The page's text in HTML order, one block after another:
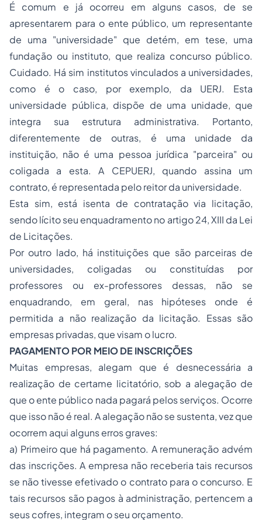
É comum e já ocorreu em alguns casos, de se
apresentarem para o ente público, um representante
de uma "universidade" que detém, em tese, uma
fundação ou instituto, que realiza concurso público.
Cuidado. Há sim institutos vinculados a universidades,
como é o caso, por exemplo, da UERJ. Esta
universidade pública, dispõe de uma unidade, que
integra sua estrutura administrativa. Portanto,
diferentemente de outras, é uma unidade da
instituição, não é uma pessoa jurídica "parceira" ou
coligada a esta. A CEPUERJ, quando assina um
contrato, é representada pelo reitor da universidade.
Esta sim, está isenta de contratação via licitação,
sendo lícito seu enquadramento no artigo 24, XIII da Lei
de Licitações.
Por outro lado, há instituições que são parceiras de
universidades, coligadas ou constituídas por
professores ou ex-professores dessas, não se
enquadrando, em geral, nas hipóteses onde é
permitida a não realização da licitação. Essas são
empresas privadas, que visam o lucro.
PAGAMENTO POR MEIO DE INSCRIÇÕES
Muitas empresas, alegam que é desnecessária a
realização de certame licitatório, sob a alegação de
que o ente público nada pagará pelos serviços. Ocorre
que isso não é real. A alegação não se sustenta, vez que
ocorrem aqui alguns erros graves:
a) Primeiro que há pagamento. A remuneração advém
das inscrições. A empresa não receberia tais recursos
se não tivesse efetivado o contrato para o concurso. E
tais recursos são pagos à administração, pertencem a
seus cofres, integram o seu orçamento.